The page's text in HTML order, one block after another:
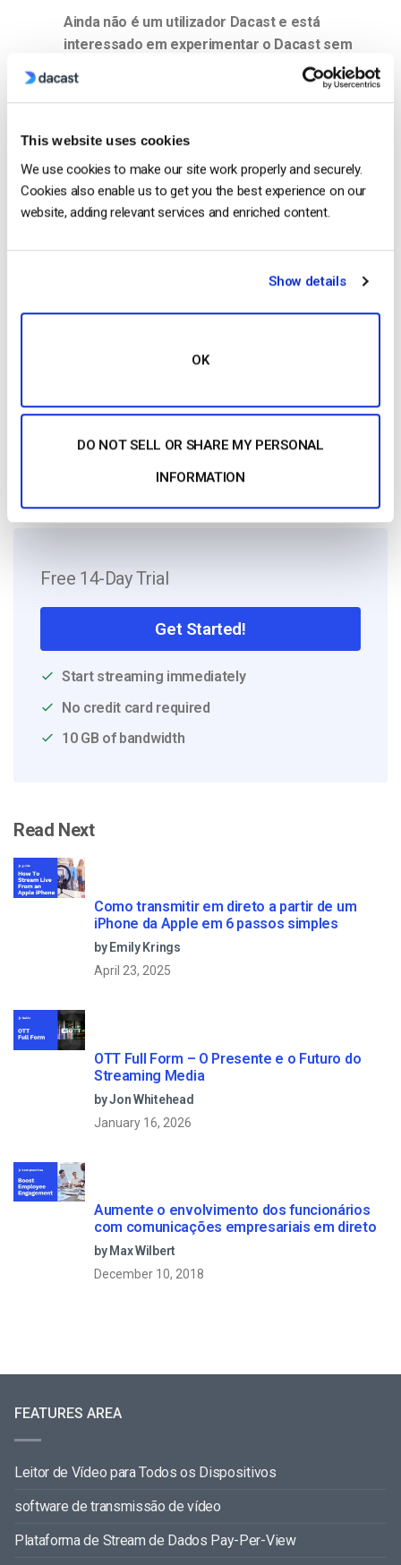
This website uses cookies
We use cookies to make our site work properly and securely.
Cookies also enable us to get you the best experience on our
website, adding relevant services and enriched content.
Show details
OK
DO NOT SELL OR SHARE MY PERSONAL
INFORMATION
Ainda não é um utilizador Dacast e está
interessado em experimentar o Dacast sem
riscos durante 14 dias? Inscreva-se hoje para
Recursos adicionais
Ruth Young
with experience in digital video platforms
Silicon Valley and beyond.
Free 14-Day Trial
Get Started!
Start streaming immediately
No credit card required
10 GB of bandwidth
Read Next
Como transmitir em direto a partir de um
iPhone da Apple em 6 passos simples
by Emily Krings
April 23, 2025
OTT Full Form – O Presente e o Futuro do
Streaming Media
by Jon Whitehead
January 16, 2026
Aumente o envolvimento dos funcionários
com comunicações empresariais em direto
by Max Wilbert
December 10, 2018
FEATURES AREA
Leitor de Vídeo para Todos os Dispositivos
software de transmissão de vídeo
Plataforma de Stream de Dados Pay-Per-View